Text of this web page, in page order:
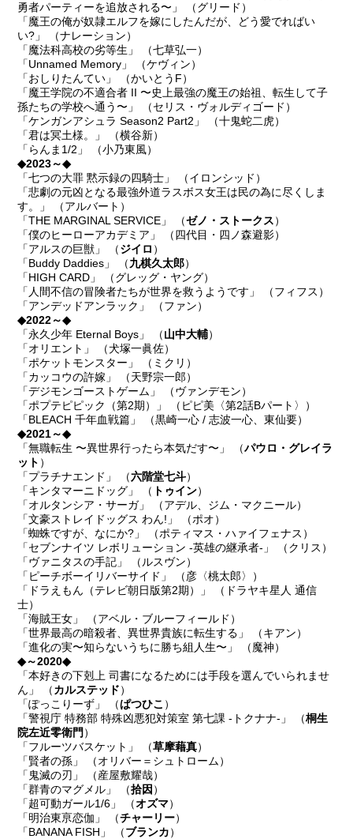
勇者パーティーを追放される〜」 （グリード）
「魔王の俺が奴隷エルフを嫁にしたんだが、どう愛でればい
い?」 （ナレーション）
「魔法科高校の劣等生」 （七草弘一）
「Unnamed Memory」 （ケヴィン）
「おしりたんてい」 （かいとうF）
「魔王学院の不適合者 II 〜史上最強の魔王の始祖、転生して子
孫たちの学校へ通う〜」 （セリス・ヴォルディゴード）
「ケンガンアシュラ Season2 Part2」 （十鬼蛇二虎）
「君は冥土様。」 （横谷新）
「らんま1/2」 （小乃東風）
◆2023～◆
「七つの大罪 黙示録の四騎士」 （イロンシッド）
「悲劇の元凶となる最強外道ラスボス女王は民の為に尽くしま
す。」 （アルバート）
「THE MARGINAL SERVICE」 （ゼノ・ストークス）
「僕のヒーローアカデミア」 （四代目・四ノ森避影）
「アルスの巨獣」 （ジイロ ）
「Buddy Daddies」 （九棋久太郎）
「HIGH CARD」 （グレッグ・ヤング）
「人間不信の冒険者たちが世界を救うようです」 （フィフス）
「アンデッドアンラック」 （ファン）
◆2022～◆
「永久少年 Eternal Boys」 （山中大輔）
「オリエント」 （犬塚一眞佐）
「ポケットモンスター」 （ミクリ）
「カッコウの許嫁」 （天野宗一郎）
「デジモンゴーストゲーム」 （ヴァンデモン）
「ポプテピピック（第2期）」 （ピピ美〈第2話Bパート〉）
「BLEACH 千年血戦篇」 （黒崎一心 / 志波一心、東仙要）
◆2021～◆
「無職転生 〜異世界行ったら本気だす〜」 （パウロ・グレイラ
ット ）
「プラチナエンド」 （六階堂七斗）
「キンタマーニドッグ」 （ トゥイン）
「オルタンシア・サーガ」 （アデル、ジム・マクニール）
「文豪ストレイドッグス わん!」 （ポオ）
「蜘蛛ですが、なにか?」 （ポティマス・ハァイフェナス）
「セブンナイツ レボリューション -英雄の継承者-」 （クリス）
「ヴァニタスの手記」 （ルスヴン）
「ピーチボーイリバーサイド」 （彦〈桃太郎〉）
「ドラえもん（テレビ朝日版第2期）」 （ドラヤキ星人 通信
士）
「海賊王女」 （アベル・ブルーフィールド）
「世界最高の暗殺者、異世界貴族に転生する」 （キアン）
「進化の実〜知らないうちに勝ち組人生〜」 （魔神）
◆～2020◆
「本好きの下剋上 司書になるためには手段を選んでいられませ
ん」 （カルステッド）
「ぽっこりーず」 （ぱつひこ ）
「警視庁 特務部 特殊凶悪犯対策室 第七課 -トクナナ-」 （桐生
院左近零衛門 ）
「フルーツバスケット」 （草摩藉真）
「賢者の孫」 （オリバー＝シュトローム）
「鬼滅の刃」 （産屋敷耀哉）
「群青のマグメル」 （拾因 ）
「超可動ガール1/6」 （オズマ）
「明治東亰恋伽」 （チャーリー）
「BANANA FISH」 （ブランカ）